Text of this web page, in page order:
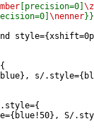
[precision=0]
\nenner
style={
{
blue} , s/.style={
.style={
{ blue!50} , S/